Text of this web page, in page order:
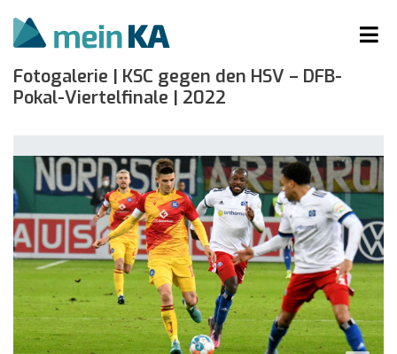
Fotogalerie | KSC gegen den HSV – DFB-
Pokal-Viertelfinale | 2022